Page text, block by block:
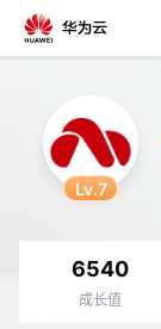
Lv.7
6540
成长值